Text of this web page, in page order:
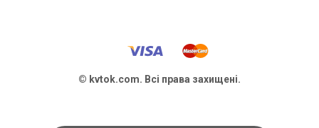
© kvtok.com. Всі права захищені.